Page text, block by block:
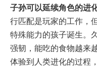
子孙可以延续角色的进化
行匹配是玩家的工作，
特殊能力的孩子诞生。
强韧，能吃的食物越来
体验到人类进化的过程